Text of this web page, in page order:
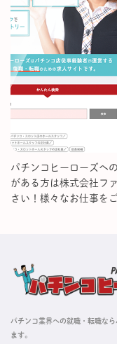
パチンコヒーローズへ
がある方は株式会社フ
さい！様々なお仕事を
パチンコ業界への就職・転職な
ます。